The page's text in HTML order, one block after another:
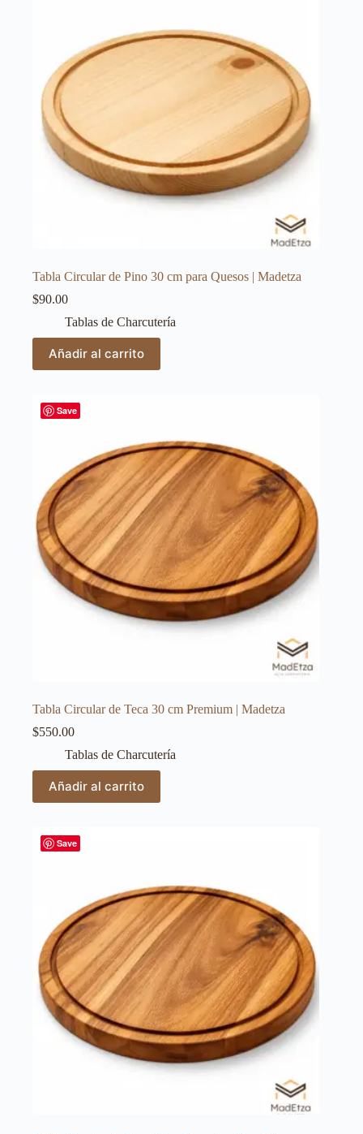
Tabla Circular de Pino 30 cm para Quesos | Madetza
$90.00
Tablas de Charcutería
Añadir al carrito
Save
Tabla Circular de Teca 30 cm Premium | Madetza
$550.00
Tablas de Charcutería
Añadir al carrito
Save